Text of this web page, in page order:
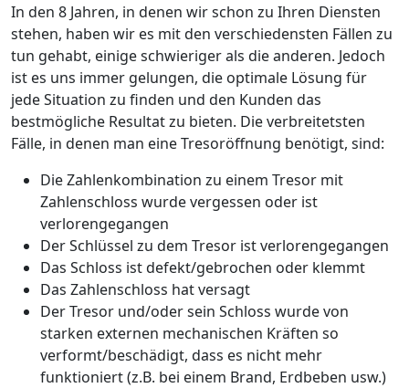
In den 8 Jahren, in denen wir schon zu Ihren Diensten
stehen, haben wir es mit den verschiedensten Fällen zu
tun gehabt, einige schwieriger als die anderen. Jedoch
ist es uns immer gelungen, die optimale Lösung für
jede Situation zu finden und den Kunden das
bestmögliche Resultat zu bieten. Die verbreitetsten
Fälle, in denen man eine Tresoröffnung benötigt, sind:
Die Zahlenkombination zu einem Tresor mit
Zahlenschloss wurde vergessen oder ist
verlorengegangen
Der Schlüssel zu dem Tresor ist verlorengegangen
Das Schloss ist defekt/gebrochen oder klemmt
Das Zahlenschloss hat versagt
Der Tresor und/oder sein Schloss wurde von
starken externen mechanischen Kräften so
verformt/beschädigt, dass es nicht mehr
funktioniert (z.B. bei einem Brand, Erdbeben usw.)